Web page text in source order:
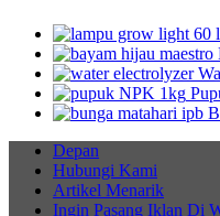
Depan
Hubungi Kami
Artikel Menarik
Ingin Pasang Iklan Di